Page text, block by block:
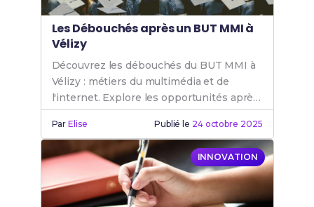
Les Débouchés après un BUT MMI à
Vélizy
Découvrez les débouchés du BUT MMI à
Vélizy : métiers du multimédia et de
l'internet. Explore les opportunités après
un BUT MMI pour ta carrière.
ParElise Publié le 24 octobre 2025
INNOVATION